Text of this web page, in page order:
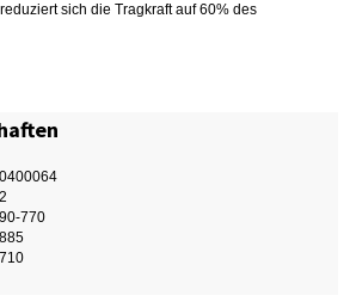
sich die Tragkraft auf 60% des
770